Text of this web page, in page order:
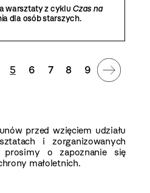
warsztaty z cyklu Czas na
dla osób starszych.
5 6 7 8 9
przed wzięciem udziału
i zorganizowanych
prosimy o zapoznanie się
małoletnich.